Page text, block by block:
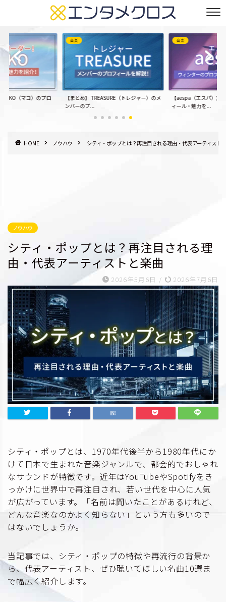
（マコ）のプロ
音楽
【まとめ】 TREASURE（トレジャー）のメ
ンバーのプ...
音楽
【aespa（エスパ）】
ィール・魅力を...
HOME ノウハウ シティ・ポップとは？再注目される理由・代表アーティスト
ノウハウ
シティ・ポップとは？再注目される理
由・代表アーティストと楽曲
2026年5月6日 / 2026年7月6日
シティ・ポップとは、1970年代後半から1980年代にか
けて日本で生まれた音楽ジャンルで、都会的でおしゃれ
なサウンドが特徴です。近年はYouTubeやSpotifyをき
っかけに世界中で再注目され、若い世代を中心に人気
が広がっています。「名前は聞いたことがあるけれど、
どんな音楽なのかよく知らない」という方も多いので
はないでしょうか。
当記事では、シティ・ポップの特徴や再流行の背景か
ら、代表アーティスト、ぜひ聴いてほしい名曲10選ま
で幅広く紹介します。